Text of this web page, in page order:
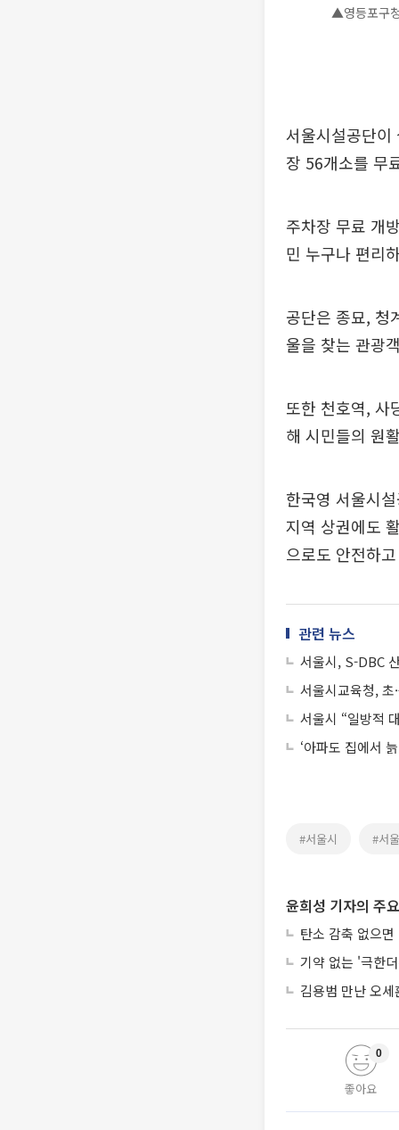
▲영등포구
서울시설공단
장 56개소를 무
주차장 무료 개
민 누구나 편리
공단은 종묘, 청
울을 찾는 관광
또한 천호역, 사
해 시민들의 원
한국영 서울시
지역 상권에도
으로도 안전하
관련 뉴스
서울시, S-DBC
서울시교육청, 초
서울시 “일방적
‘아파도 집에서
#서울시 #서
윤희성 기자의 주
탄소 감축 없으
기약 없는 '극한
김용범 만난 오
좋아요
0